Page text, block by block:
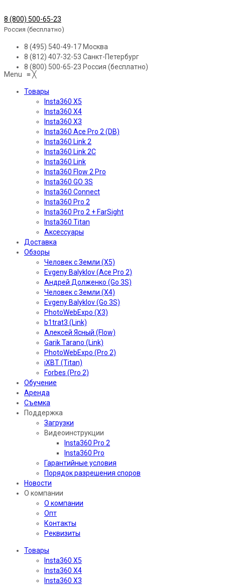
8 (800) 500-65-23
Россия (бесплатно)
8 (495) 540-49-17 Москва
8 (812) 407-32-53 Санкт-Петербург
8 (800) 500-65-23 Россия (бесплатно)
Menu ≡╳
Товары
Insta360 X5
Insta360 X4
Insta360 X3
Insta360 Ace Pro 2 (DB)
Insta360 Link 2
Insta360 Link 2C
Insta360 Link
Insta360 Flow 2 Pro
Insta360 GO 3S
Insta360 Connect
Insta360 Pro 2
Insta360 Pro 2 + FarSight
Insta360 Titan
Аксессуары
Доставка
Обзоры
Человек с Земли (X5)
Evgeny Balyklov (Ace Pro 2)
Андрей Долженко (Go 3S)
Человек с Земли (X4)
Evgeny Balyklov (Go 3S)
PhotoWebExpo (X3)
b1trat3 (Link)
Алексей Ясный (Flow)
Garik Tarano (Link)
PhotoWebExpo (Pro 2)
iXBT (Titan)
Forbes (Pro 2)
Обучение
Аренда
Съемка
Поддержка
Загрузки
Видеоинструкции
Insta360 Pro 2
Insta360 Pro
Гарантийные условия
Порядок разрешения споров
Новости
О компании
О компании
Опт
Контакты
Реквизиты
Товары
Insta360 X5
Insta360 X4
Insta360 X3